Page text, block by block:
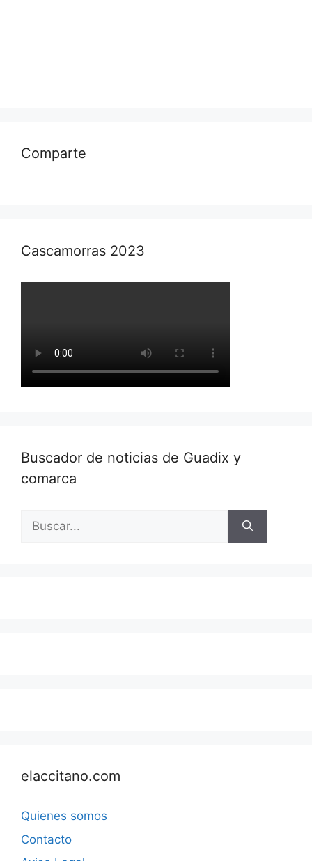
Comparte
Cascamorras 2023
Buscador de noticias de Guadix y
comarca
Buscar:
elaccitano.com
Quienes somos
Contacto